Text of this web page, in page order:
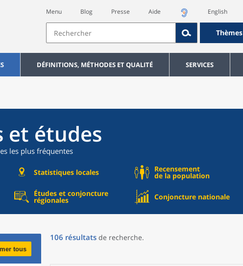
Menu Blog Presse Aide English
Thèmes
DÉFINITIONS, MÉTHODES ET QUALITÉ SERVICES
et études
les plus fréquentes
Statistiques locales Recensement
de la population
Études et conjoncture
régionales Conjoncture nationale
tous
106 résultats de recherche.